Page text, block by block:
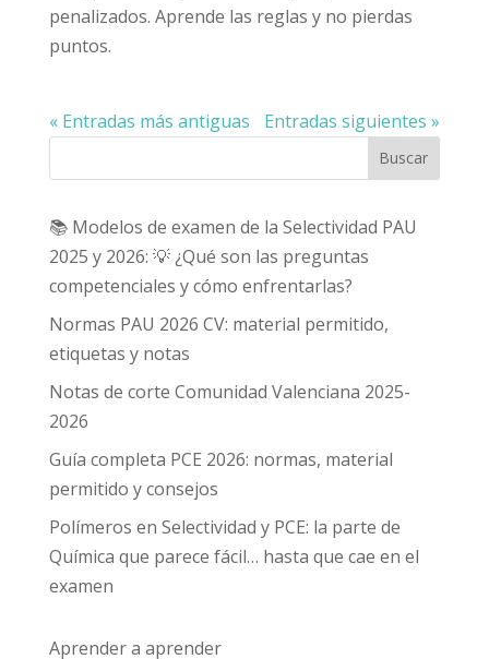
penalizados. Aprende las reglas y no pierdas
puntos.
« Entradas más antiguas Entradas siguientes »
Buscar
📚 Modelos de examen de la Selectividad PAU
2025 y 2026: 💡 ¿Qué son las preguntas
competenciales y cómo enfrentarlas?
Normas PAU 2026 CV: material permitido,
etiquetas y notas
Notas de corte Comunidad Valenciana 2025-
2026
Guía completa PCE 2026: normas, material
permitido y consejos
Polímeros en Selectividad y PCE: la parte de
Química que parece fácil… hasta que cae en el
examen
Aprender a aprender